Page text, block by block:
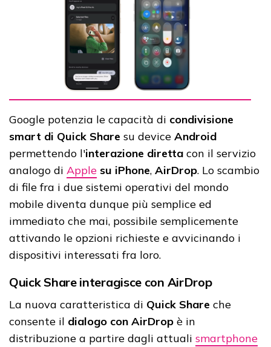
Google potenzia le capacità di condivisione
smart di Quick Share su device Android
permettendo l'interazione diretta con il servizio
analogo di Apple su iPhone, AirDrop. Lo scambio
di file fra i due sistemi operativi del mondo
mobile diventa dunque più semplice ed
immediato che mai, possibile semplicemente
attivando le opzioni richieste e avvicinando i
dispositivi interessati fra loro.
Quick Share interagisce con AirDrop
La nuova caratteristica di Quick Share che
consente il dialogo con AirDrop è in
distribuzione a partire dagli attuali smartphone